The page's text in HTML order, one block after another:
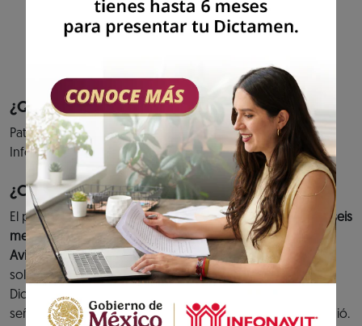
cumplimiento de tus aportaciones al fondo
de vivienda y entero de descuentos para
¿Quiénes pueden acceder al servicio?
Patrones que hayan presentado el aviso de Dictamen
Infonavit.
¿Cuándo debes cumplir?
El plazo para presentar elDictamen Infonavit es de hasta seis
meses contados a partir de la fecha de presentación del
Aviso de Dictamen Infonavit.O bien, en caso de haber
solicitado una prórroga y ésta se hubiera concedido, el
Dictamen se tiene que presentar dentro de la fecha
señalada en el Oficio de prórroga que el Instituto le expidió.